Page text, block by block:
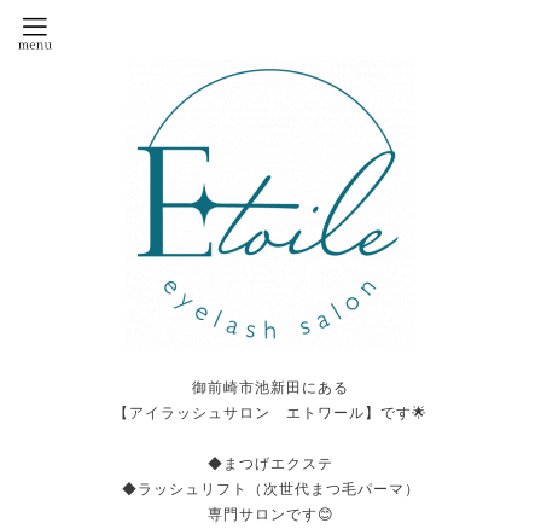
御前崎市池新田にある
【アイラッシュサロン エトワール】です🌟
◆まつげエクステ
◆ラッシュリフト（次世代まつ毛パーマ）
専門サロンです😊